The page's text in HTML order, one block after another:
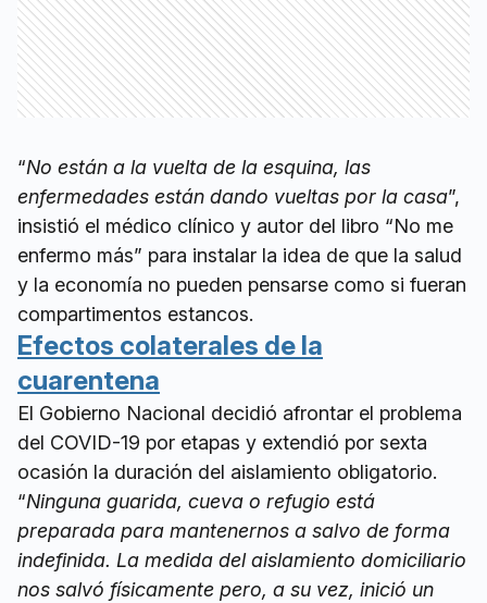
“No están a la vuelta de la esquina, las
enfermedades están dando vueltas por la casa”,
insistió el médico clínico y autor del libro “No me
enfermo más” para instalar la idea de que la salud
y la economía no pueden pensarse como si fueran
compartimentos estancos.
Efectos colaterales de la
cuarentena
El Gobierno Nacional decidió afrontar el problema
del COVID-19 por etapas y extendió por sexta
ocasión la duración del aislamiento obligatorio.
“Ninguna guarida, cueva o refugio está
preparada para mantenernos a salvo de forma
indefinida. La medida del aislamiento domiciliario
nos salvó físicamente pero, a su vez, inició un